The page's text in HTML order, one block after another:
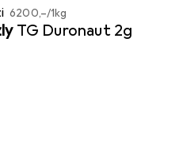
EUR
6200,–/1kg
TG Duronaut 2g